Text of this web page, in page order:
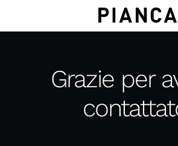
PRODOTTI
Grazie per